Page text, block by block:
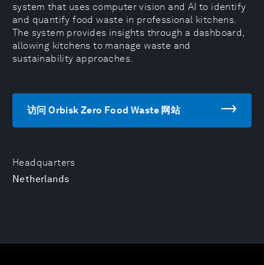
Headquarters
Netherlands
system that uses computer vision and AI to identify
and quantify food waste in professional kitchens.
The system provides insights through a dashboard,
allowing kitchens to manage waste and
sustainability approaches.
访问 Orbisk Zero Food Waste 网站